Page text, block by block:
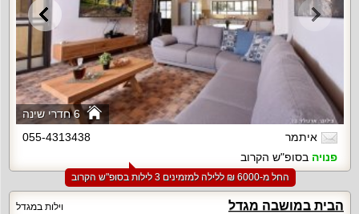
6 חדרי שינה
איתמר
055-4313438
פנויה בסופ"ש הקרוב
החל מ-‏6000 ₪ ללילה למזמינים 3 לילות בסופ"ש הקרוב
הבית במושבה מגדל וילות במגדל